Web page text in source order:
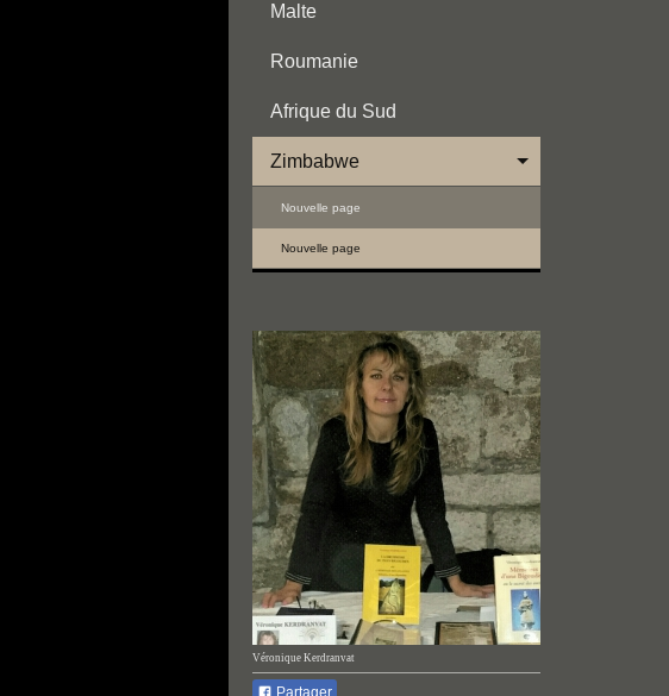
Malte
Roumanie
Afrique du Sud
Zimbabwe
Nouvelle page
Nouvelle page
Véronique Kerdranvat